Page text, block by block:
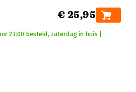
€ 25,95
23:00 besteld, zaterdag in huis |